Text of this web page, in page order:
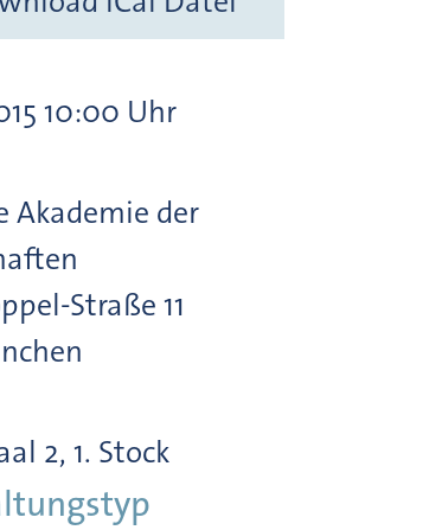
10:00 Uhr
Akademie der
Straße 11
2, 1. Stock